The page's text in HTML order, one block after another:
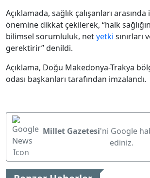
Açıklamada, sağlık çalışanları
önemine dikkat çekilerek, “halk
bilimsel sorumluluk, netyetki sınırları
gerektirir” denildi.
Açıklama, Doğu Makedonya-Trakya
odası başkanları tarafından imzalandı.
Millet Gazetesi'ni Google
ediniz.